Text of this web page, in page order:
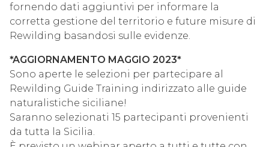
fornendo dati aggiuntivi per informare la
corretta gestione del territorio e future misure di
Rewilding basandosi sulle evidenze.
*AGGIORNAMENTO MAGGIO 2023*
Sono aperte le selezioni per partecipare al
Rewilding Guide Training indirizzato alle guide
naturalistiche siciliane!
Saranno selezionati 15 partecipanti provenienti
da tutta la Sicilia.